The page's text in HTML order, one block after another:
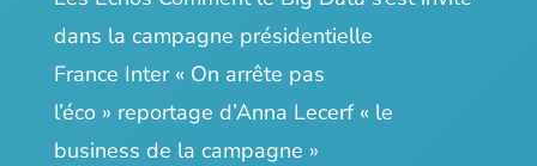
dans la campagne présidentielle
France Inter « On arrête pas
l’éco » reportage d’Anna Lecerf « le
business de la campagne »